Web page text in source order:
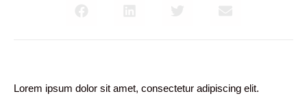
Lorem ipsum dolor sit amet, consectetur adipiscing elit.